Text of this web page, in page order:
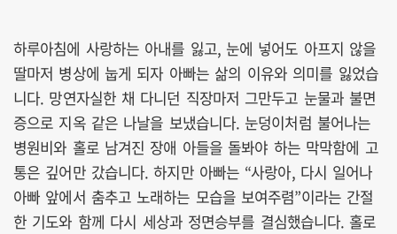
하루아침에 사랑하는 아내를 잃고, 눈에 넣어도 아프지 않을
딸마저 병상에 눕게 되자 아빠는 삶의 이유와 의미를 잃었습
니다. 망연자실한 채 다니던 직장마저 그만두고 눈물과 불면
증으로 지옥 같은 나날을 보냈습니다. 눈덩이처럼 불어나는
병원비와 홀로 남겨진 장애 아들을 돌봐야 하는 막막함에 고
통은 깊어만 갔습니다. 하지만 아빠는 “사랑아, 다시 일어나
아빠 앞에서 춤추고 노래하는 모습을 보여주렴”이라는 간절
한 기도와 함께 다시 세상과 정면승부를 결심했습니다. 홀로